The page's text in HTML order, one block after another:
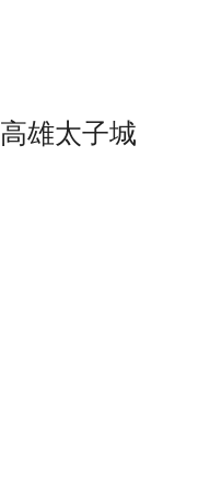
客製
高雄太子城